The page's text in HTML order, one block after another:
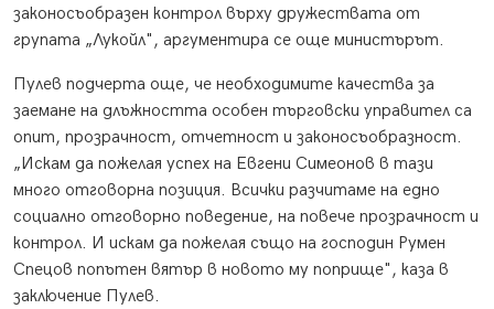
законосъобразен контрол върху дружествата от
групата „Лукойл", аргументира се още министърът.
Пулев подчерта още, че необходимите качества за
заемане на длъжността особен търговски управител са
опит, прозрачност, отчетност и законосъобразност.
„Искам да пожелая успех на Евгени Симеонов в тази
много отговорна позиция. Всички разчитаме на едно
социално отговорно поведение, на повече прозрачност и
контрол. И искам да пожелая също на господин Румен
Спецов попътен вятър в новото му поприще", каза в
заключение Пулев.